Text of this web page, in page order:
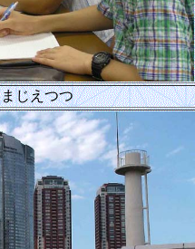
じえつつ